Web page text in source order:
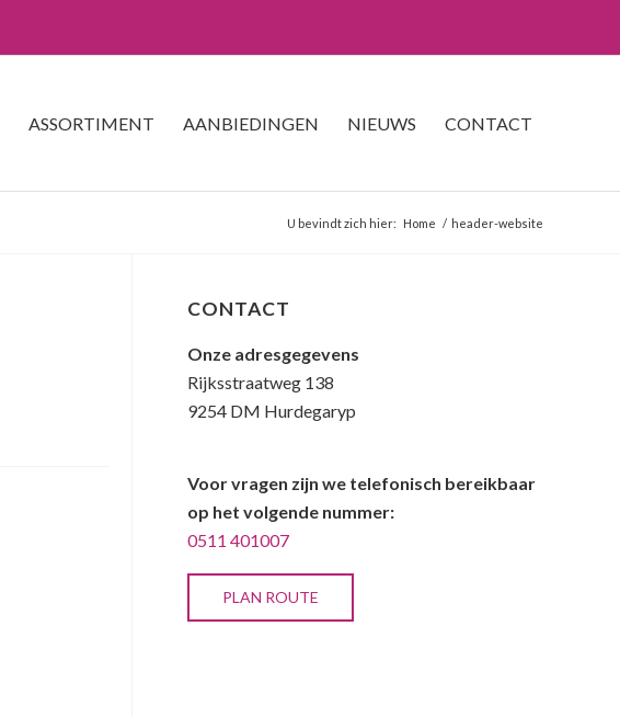
ASSORTIMENT AANBIEDINGEN NIEUWS CONTACT
U bevindt zich hier: Home / header-website
CONTACT
Onze adresgegevens
Rijksstraatweg 138
9254 DM Hurdegaryp
Voor vragen zijn we telefonisch bereikbaar
op het volgende nummer:
0511 401007
PLAN ROUTE